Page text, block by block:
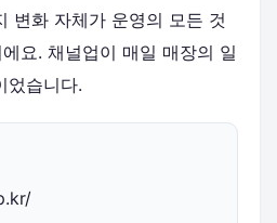
변화 자체가 운영의 모든 것
요. 채널업이 매일 매장의 일
었습니다.